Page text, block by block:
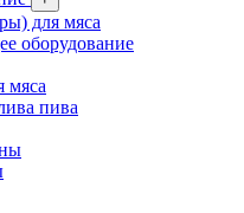
для мяса
оборудование
мяса
пива